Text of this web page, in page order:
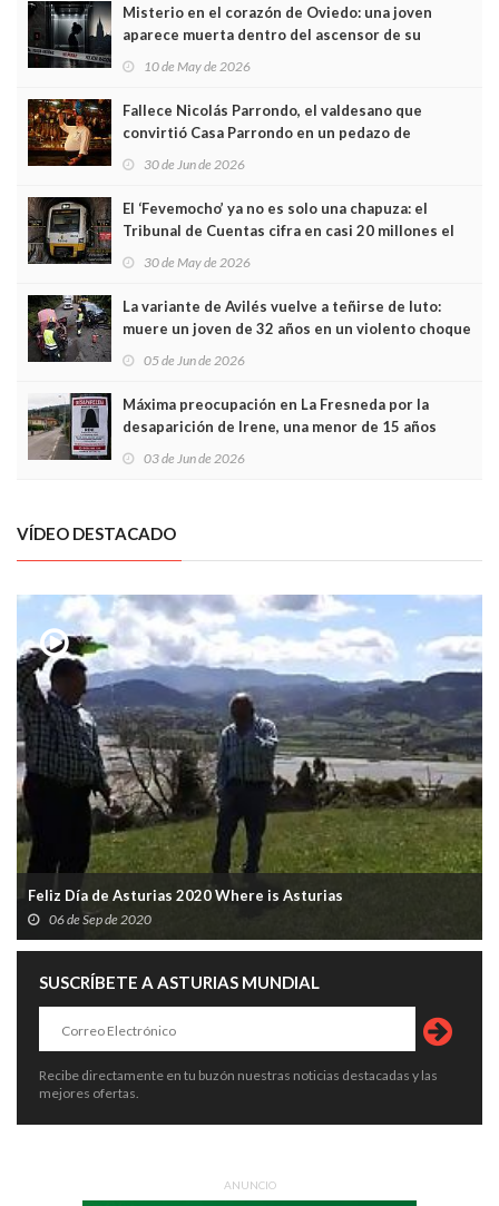
Misterio en el corazón de Oviedo: una joven
aparece muerta dentro del ascensor de su
edificio y las cámaras captan sus últimos minutos
10 de May de 2026
Fallece Nicolás Parrondo, el valdesano que
convirtió Casa Parrondo en un pedazo de
Asturias en Madrid
30 de Jun de 2026
El ‘Fevemocho’ ya no es solo una chapuza: el
Tribunal de Cuentas cifra en casi 20 millones el
sobrecoste de los trenes que no cabían por los
30 de May de 2026
La variante de Avilés vuelve a teñirse de luto:
muere un joven de 32 años en un violento choque
frontal
05 de Jun de 2026
Máxima preocupación en La Fresneda por la
desaparición de Irene, una menor de 15 años
03 de Jun de 2026
VÍDEO DESTACADO
Feliz Día de Asturias 2020 Where is Asturias
06 de Sep de 2020
SUSCRÍBETE A ASTURIAS MUNDIAL
Recibe directamente en tu buzón nuestras noticias destacadas y las
mejores ofertas.
ANUNCIO